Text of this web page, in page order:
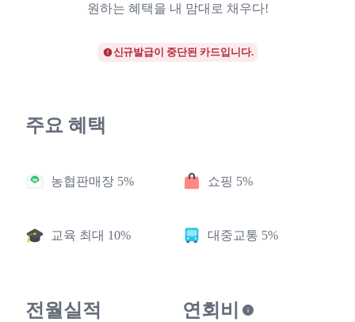
원하는 혜택을 내 맘대로 채우다!
신규발급이 중단된 카드입니다.
주요 혜택
농협판매장 5% 쇼핑 5%
교육 최대 10% 대중교통 5%
전월실적 연회비